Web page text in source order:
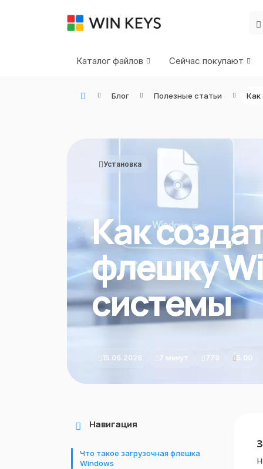
Каталог файлов Сейчас покупают
Блог Полезные статьи
Установка
Как
флешку
системы
15.06.2026 7 минут 779 5.00
Навигация
Что такое загрузочная флешка
Windows